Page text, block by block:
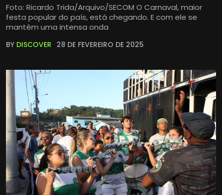
Foto: Ricardo Trida/Arquivo/SECOM O Carnaval, maior
festa popular do país, está chegando. E com ele se
mantém uma intensa onda
BY DISCOVER 28 DE FEVEREIRO DE 2025